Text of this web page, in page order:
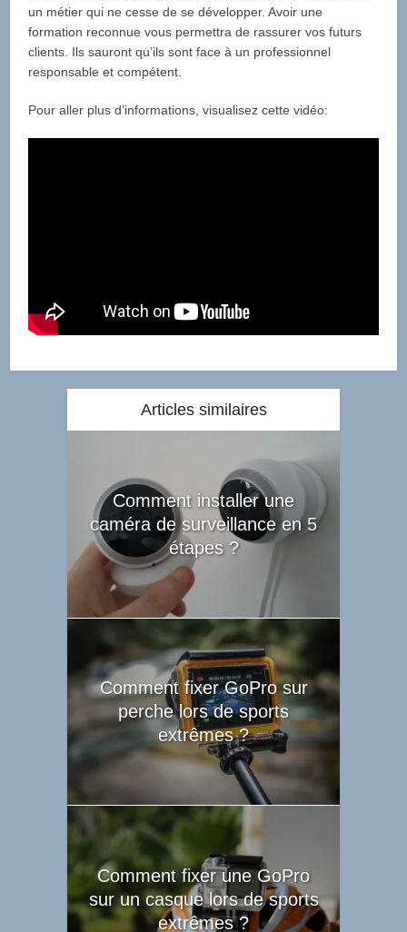
un métier qui ne cesse de se développer. Avoir une
formation reconnue vous permettra de rassurer vos futurs
clients. Ils sauront qu’ils sont face à un professionnel
responsable et compétent.
Pour aller plus d’informations, visualisez cette vidéo:
Articles similaires
Comment installer une
caméra de surveillance en 5
étapes ?
Comment fixer GoPro sur
perche lors de sports
extrêmes ?
Comment fixer une GoPro
sur un casque lors de sports
extrêmes ?